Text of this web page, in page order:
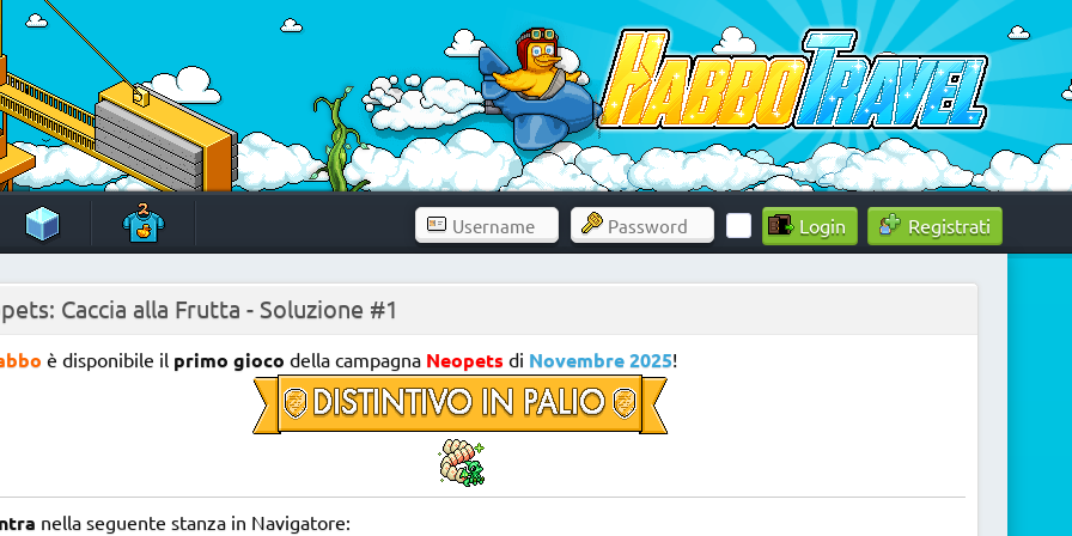
Registrati
Caccia alla Frutta - Soluzione #1
è disponibile il primo gioco della campagna Neopets di Novembre 2025!
nella seguente stanza in Navigatore: